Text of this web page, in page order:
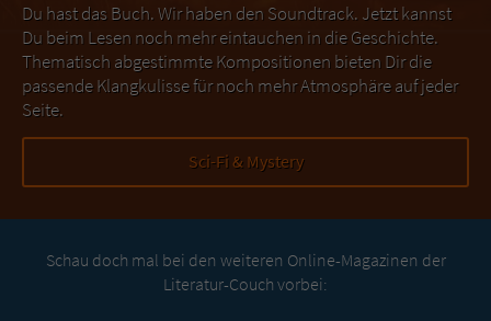
Du hast das Buch. Wir haben den Soundtrack. Jetzt kannst
Du beim Lesen noch mehr eintauchen in die Geschichte.
Thematisch abgestimmte Kompositionen bieten Dir die
passende Klangkulisse für noch mehr Atmosphäre auf jeder
Seite.
Sci-Fi & Mystery
Schau doch mal bei den weiteren Online-Magazinen der
Literatur-Couch vorbei: